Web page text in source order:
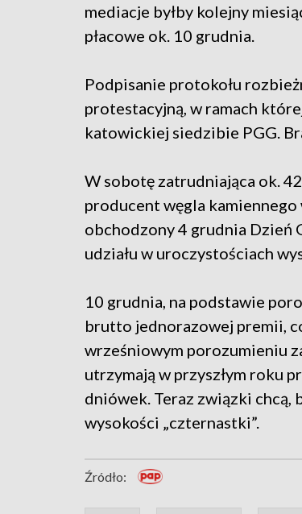
mediacje byłby kolejny
płacowe ok. 10 grudnia.
Podpisanie protokołu
protestacyjną, w ramach
katowickiej siedzibie PGG.
W sobotę zatrudniająca ok.
producent węgla
obchodzony 4 grudnia Dzień
udziału w uroczystościach
10 grudnia, na podstawie
brutto jednorazowej premii,
wrześniowym porozumieniu
utrzymają w przyszłym roku
dniówek. Teraz związki chcą,
wysokości „czternastki”.
Źródło: